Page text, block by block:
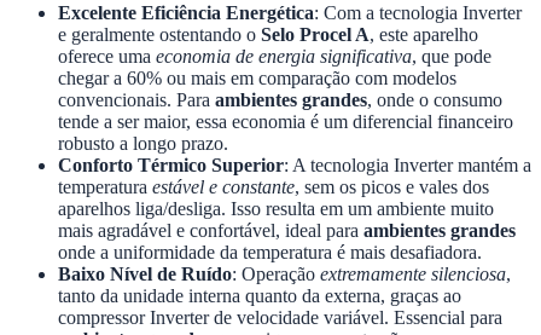
Excelente Eficiência Energética: Com a tecnologia Inverter
e geralmente ostentando o Selo Procel A, este aparelho
oferece uma economia de energia significativa, que pode
chegar a 60% ou mais em comparação com modelos
convencionais. Para ambientes grandes, onde o consumo
tende a ser maior, essa economia é um diferencial financeiro
robusto a longo prazo.
Conforto Térmico Superior: A tecnologia Inverter mantém a
temperatura estável e constante, sem os picos e vales dos
aparelhos liga/desliga. Isso resulta em um ambiente muito
mais agradável e confortável, ideal para ambientes grandes
onde a uniformidade da temperatura é mais desafiadora.
Baixo Nível de Ruído: Operação extremamente silenciosa,
tanto da unidade interna quanto da externa, graças ao
compressor Inverter de velocidade variável. Essencial para